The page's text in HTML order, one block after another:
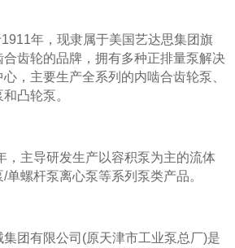
年，现隶属于美国艺达思集团旗
齿轮的品牌，拥有多种正排量泵解决
，主要生产全系列的内啮合齿轮泵、
凸轮泵。
主导研发生产以容积泵为主的流体
螺杆泵离心泵等系列泵类产品。
有限公司(原天津市工业泵总厂)是